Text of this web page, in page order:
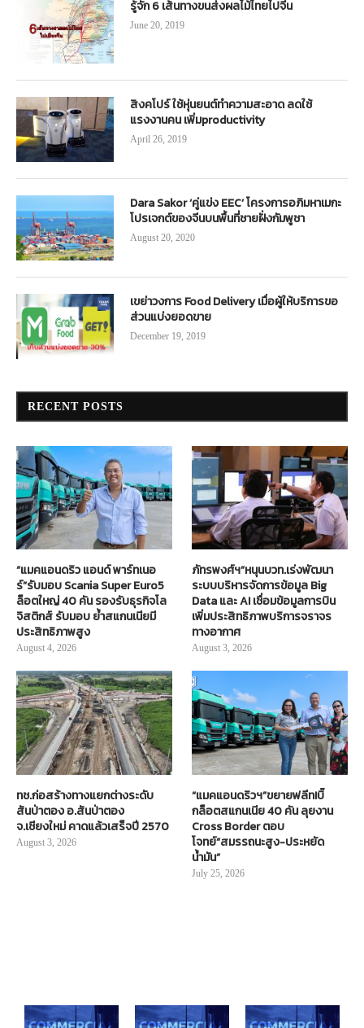
รู้จัก 6 เส้นทางขนส่งผลไม้ไทยไปจีน
June 20, 2019
สิงคโปร์ ใช้หุ่นยนต์ทำความสะอาด ลดใช้
แรงงานคน เพิ่มproductivity
April 26, 2019
Dara Sakor ‘คู่แข่ง EEC’ โครงการอภิมหาเมกะ
โปรเจกต์ของจีนบนพื้นที่ชายฝั่งกัมพูชา
August 20, 2020
เขย่าวงการ Food Delivery เมื่อผู้ให้บริการขอ
ส่วนแบ่งยอดขาย
December 19, 2019
RECENT POSTS
“แมคแอนดริว แอนด์ พาร์ทเนอ
ร์”รับมอบ Scania Super Euro5
ล็อตใหญ่ 40 คัน รองรับธุรกิจโล
จิสติกส์ รับมอบ ย้ำสแกนเนียมี
ประสิทธิภาพสูง
August 4, 2026
ภัทรพงศ์ฯ”หนุนบวท.เร่งพัฒนา
ระบบบริหารจัดการข้อมูล Big
Data และ AI เชื่อมข้อมูลการบิน
เพิ่มประสิทธิภาพบริการจราจร
ทางอากาศ
August 3, 2026
ทช.ก่อสร้างทางแยกต่างระดับ
สันป่าตอง อ.สันป่าตอง
จ.เชียงใหม่ คาดแล้วเสร็จปี 2570
August 3, 2026
“แมคแอนดริวฯ”ขยายฟลีท!บิ๊
กล็อตสแกนเนีย 40 คัน ลุยงาน
Cross Border ตอบ
โจทย์“สมรรถนะสูง-ประหยัด
น้ำมัน”
July 25, 2026